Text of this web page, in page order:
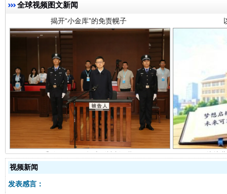
全球视频图文新闻
受贿1.44亿！段成刚被判无期 从幼
视频新闻
发表感言：